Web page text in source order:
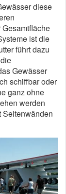
diese
ist die
führt dazu
Gewässer
schiffbar oder
ganz ohne
werden
Seitenwänden